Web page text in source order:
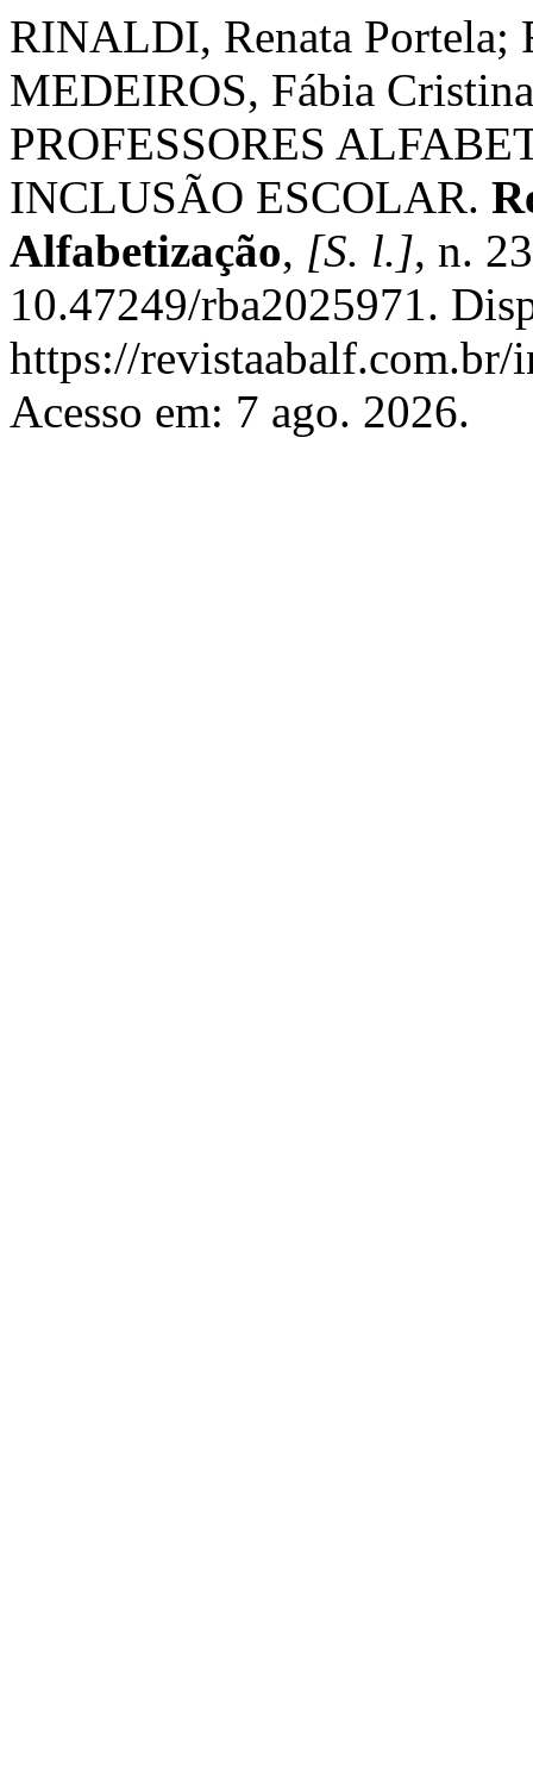
RINALDI, Renata Portela;
MEDEIROS, Fábia
PROFESSORES
INCLUSÃO ESCOLAR.
Alfabetização, [S. l.], n.
10.47249/rba2025971.
https://
Acesso em: 7 ago. 2026.